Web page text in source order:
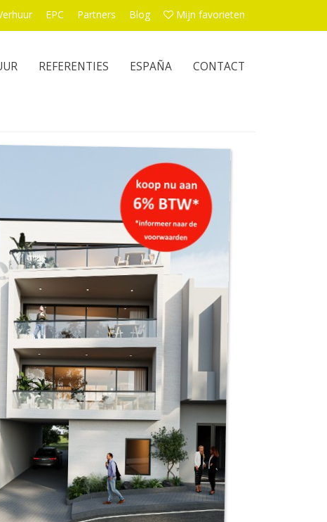
EPC Partners Blog Mijn favorieten
REFERENTIES ESPAÑA CONTACT